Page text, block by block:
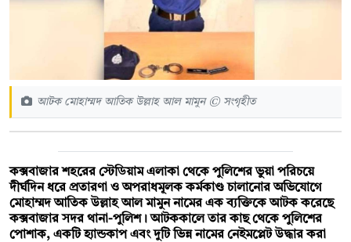
আটক মোহাম্মদ আতিক উল্লাহ আল মামুন © সংগৃহীত
কক্সবাজার শহরের স্টেডিয়াম এলাকা থেকে পুলিশের ভুয়া পরিচয়ে
দীর্ঘদিন ধরে প্রতারণা ও অপরাধমূলক কর্মকাণ্ড চালানোর অভিযোগে
মোহাম্মদ আতিক উল্লাহ আল মামুন নামের এক ব্যক্তিকে আটক করেছে
কক্সবাজার সদর থানা-পুলিশ। আটককালে তার কাছ থেকে পুলিশের
পোশাক, একটি হ্যান্ডকাপ এবং দুটি ভিন্ন নামের নেইমপ্লেট উদ্ধার করা